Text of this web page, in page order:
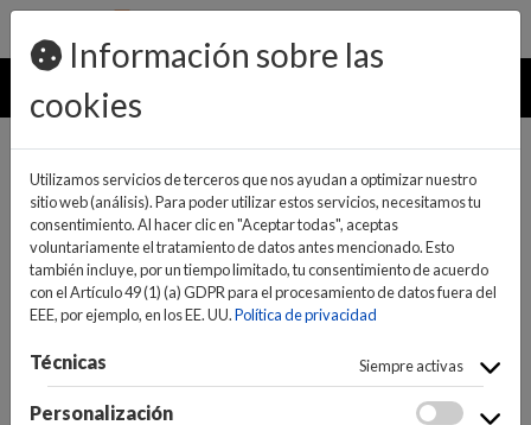
pedidos@ideaelectrodomesticos.com
924 047 836
MENU
Información sobre las
cookies
Utilizamos servicios de terceros que nos ayudan a optimizar nuestro
sitio web (análisis). Para poder utilizar estos servicios, necesitamos tu
consentimiento. Al hacer clic en "Aceptar todas", aceptas
voluntariamente el tratamiento de datos antes mencionado. Esto
también incluye, por un tiempo limitado, tu consentimiento de acuerdo
con el Artículo 49 (1) (a) GDPR para el procesamiento de datos fuera del
EEE, por ejemplo, en los EE. UU.Política de privacidad
Técnicas Siempre activas
Personalización